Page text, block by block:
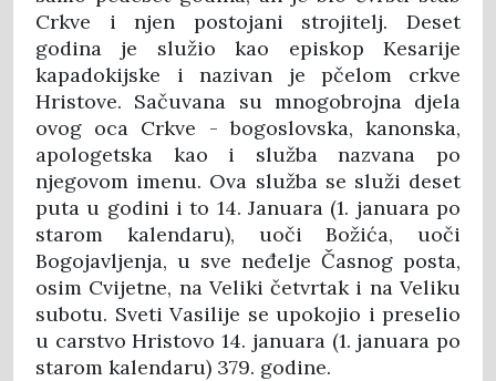
Crkve i njen postojani strojitelj. Deset
godina je služio kao episkop Kesarije
kapadokijske i nazivan je pčelom crkve
Hristove. Sačuvana su mnogobrojna djela
ovog oca Crkve - bogoslovska, kanonska,
apologetska kao i služba nazvana po
njegovom imenu. Ova služba se služi deset
puta u godini i to 14. Januara (1. januara po
starom kalendaru), uoči Božića, uoči
Bogojavljenja, u sve neđelje Časnog posta,
osim Cvijetne, na Veliki četvrtak i na Veliku
subotu. Sveti Vasilije se upokojio i preselio
u carstvo Hristovo 14. januara (1. januara po
starom kalendaru) 379. godine.